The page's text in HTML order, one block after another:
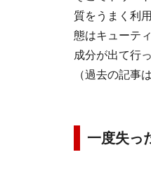
質をうまく利
態はキューテ
成分が出て行
（過去の記事は
一度失っ